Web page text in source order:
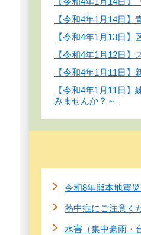
【令和4年1月14日
【令和4年1月13日
【令和4年1月12日
【令和4年1月11日
【令和4年1月11日
みませんか？～
令和8年熊本地震
熱中症にご注意く
水害（集中豪雨・